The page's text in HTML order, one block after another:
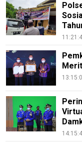
PotensiRohil
LabuhanBatu
Rohul
Nusapos
Karir
pendidikan